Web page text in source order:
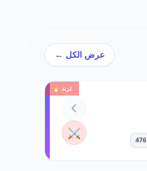
عرض الكل ←
ترند 🔥
⚔️